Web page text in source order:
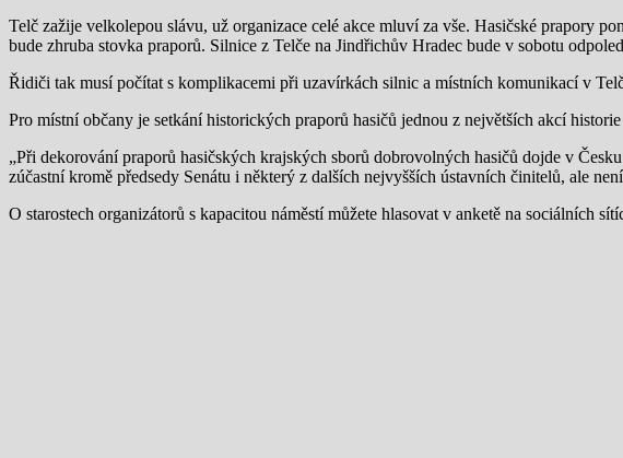
Telč zažije velkolepou slávu, už organizace celé akce mluví za vše. Hasičské prapory
bude zhruba stovka praporů. Silnice z Telče na Jindřichův Hradec bude v sobotu
Řidiči tak musí počítat s komplikacemi při uzavírkách silnic a místních komunikací v
Pro místní občany je setkání historických praporů hasičů jednou z největších akcí
„Při dekorování praporů hasičských krajských sborů dobrovolných hasičů dojde v
zúčastní kromě předsedy Senátu i některý z dalších nejvyšších ústavních činitelů, ale
O starostech organizátorů s kapacitou náměstí můžete hlasovat v anketě na sociálních